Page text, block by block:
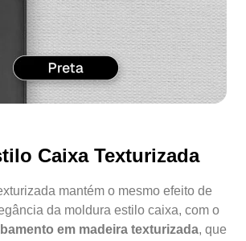
Caixa Texturizada
mantém o mesmo efeito de
da moldura estilo caixa, com o
em madeira texturizada, que